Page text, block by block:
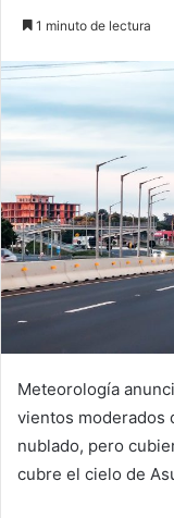
1 minuto de lectura
Meteorología
vientos moderados
nublado, pero
cubre el cielo de